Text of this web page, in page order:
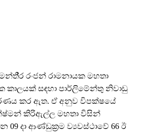
රංජන් රාමනායක මහතා
සඳහා පාර්ලිමේන්තු නිවාඩු
කර ඇත. ඒ අනුව විපක්ෂයේ
කිරිඇල්ල මහතා විසින්
09 දා ආණ්ඩුක‍්‍රම ව්‍යවස්ථාවේ 66 ඊ